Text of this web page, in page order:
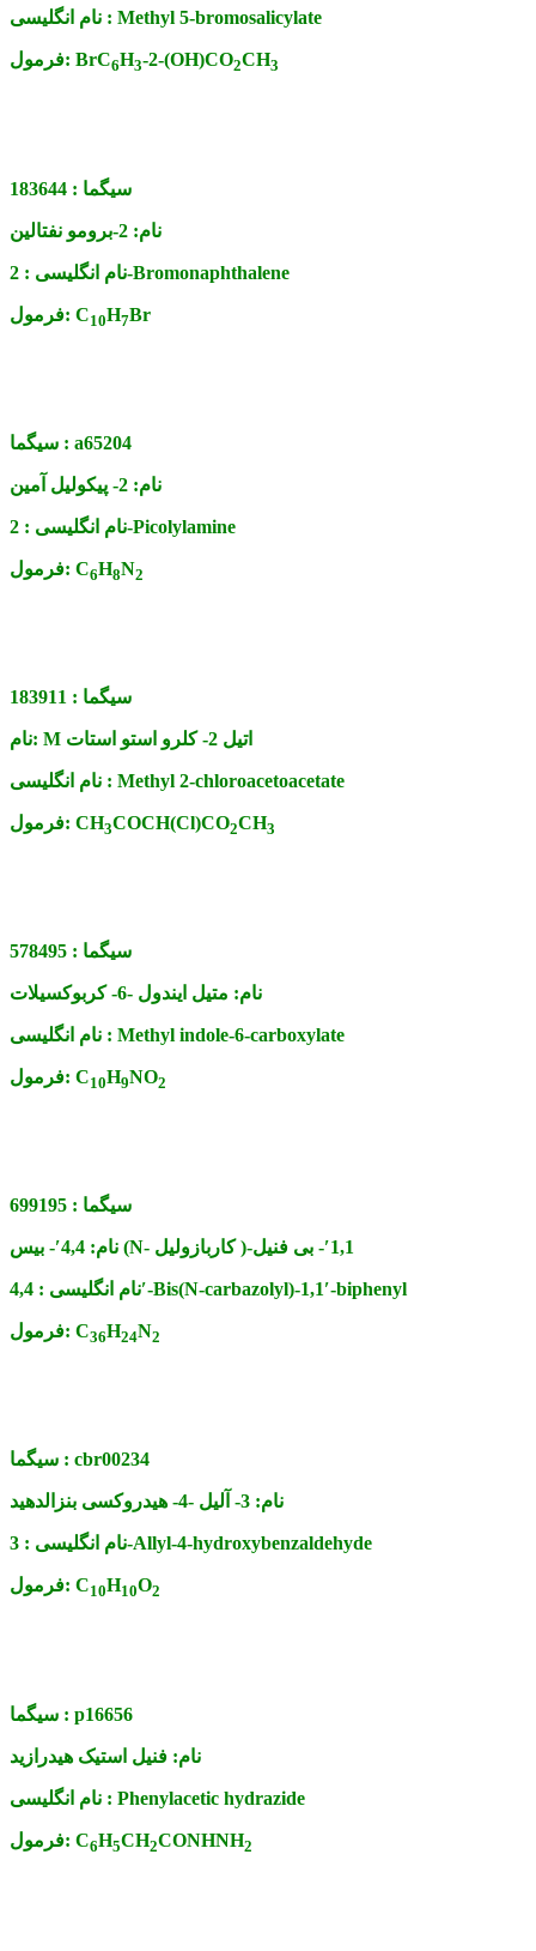
نام انگلیسی : Methyl 5-bromosalicylate
فرمول: BrC6H3-2-(OH)CO2CH3
سیگما : 183644
نام: 2-برومو نفتالین
نام انگلیسی :2-Bromonaphthalene
فرمول: C10H7Br
سیگما : a65204
نام: 2- پیکولیل آمین
نام انگلیسی :2-Picolylamine
فرمول: C6H8N2
سیگما : 183911
نام: M اتیل 2- کلرو استو استات
نام انگلیسی : Methyl 2-chloroacetoacetate
فرمول: CH3COCH(Cl)CO2CH3
سیگما : 578495
نام: متیل ایندول -6- کربوکسیلات
نام انگلیسی : Methyl indole-6-carboxylate
فرمول: C10H9NO2
سیگما : 699195
نام: 4,4′- بیس (N- کاربازولیل )-1,1′- بی فنیل
نام انگلیسی :4,4′-Bis(N-carbazolyl)-1,1′-biphenyl
فرمول: C36H24N2
سیگما : cbr00234
نام: 3- آلیل -4- هیدروکسی بنزالدهید
نام انگلیسی :3-Allyl-4-hydroxybenzaldehyde
فرمول: C10H10O2
سیگما : p16656
نام: فنیل استیک هیدرازید
نام انگلیسی : Phenylacetic hydrazide
فرمول: C6H5CH2CONHNH2